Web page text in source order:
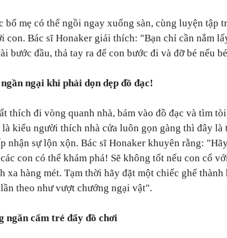
bố mẹ có thể ngồi ngay xuống sàn, cùng luyện tập
con. Bác sĩ Honaker giải thích: "Bạn chỉ cần nắm
bước đầu, thả tay ra để con bước đi và đỡ bé nếu
ngại khi phải dọn dẹp đồ đạc!
thích đi vòng quanh nhà, bám vào đồ đạc và tìm
là kiểu người thích nhà cửa luôn gọn gàng thì đây là
nhận sự lộn xộn. Bác sĩ Honaker khuyên rằng:
con có thể khám phá! Sẽ không tốt nếu con cố
xa hàng mét. Tạm thời hãy đặt một chiếc ghế thành
theo như vượt chướng ngại vật".
ngăn cấm trẻ đẩy đồ chơi